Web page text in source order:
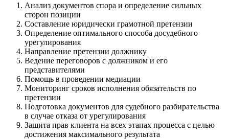
Анализ документов спора и определение сильных
сторон позиции
Составление юридически грамотной претензии
Определение оптимального способа досудебного
урегулирования
Направление претензии должнику
Ведение переговоров с должником и его
представителями
Помощь в проведении медиации
Мониторинг сроков исполнения обязательств по
претензии
Подготовка документов для судебного разбирательства
в случае отказа от урегулирования
Защита прав клиента на всех этапах процесса с целью
достижения максимального результата